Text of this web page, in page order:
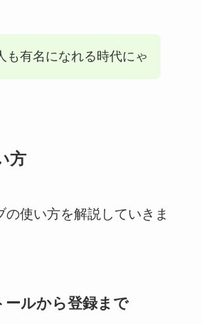
も有名になれる時代にゃ
方
の使い方を解説していきま
ールから登録まで